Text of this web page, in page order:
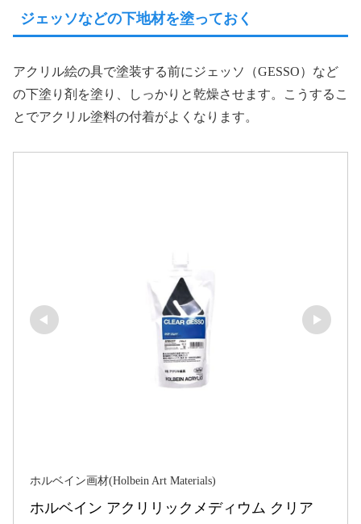
ジェッソなどの下地材を塗っておく
アクリル絵の具で塗装する前にジェッソ（GESSO）など
の下塗り剤を塗り、しっかりと乾燥させます。こうするこ
とでアクリル塗料の付着がよくなります。
ホルベイン画材(Holbein Art Materials)
ホルベイン アクリリックメディウム クリア